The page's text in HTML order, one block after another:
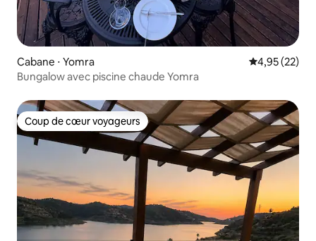
Cabane ⋅ Yomra Évaluation
4,95 (22)
Bungalow avec piscine chaude Yomra
Coup de cœur voyageurs
Coup de cœur voyageurs